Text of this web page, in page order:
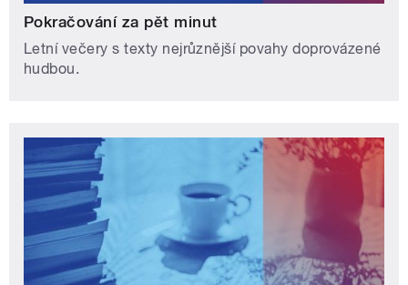
Pokračování za pět minut
Letní večery s texty nejrůznější povahy doprovázené
hudbou.